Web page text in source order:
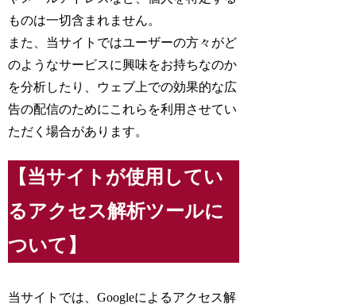
ものは一切含まれません。
また、当サイトではユーザーの方々がど
のようなサービスに興味をお持ちなのか
を分析したり、ウェブ上での効果的な広
告の配信のためにこれらを利用させてい
ただく場合があります。
【当サイトが使用してい
るアクセス解析ツールに
ついて】
当サイトでは、Googleによるアクセス解